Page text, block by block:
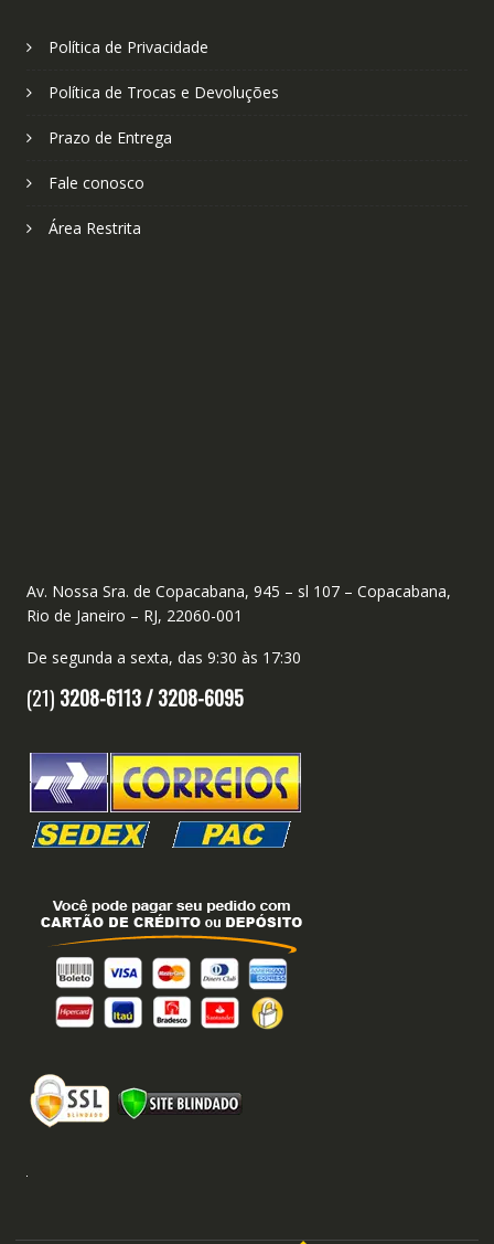
Política de Privacidade
Política de Trocas e Devoluções
Prazo de Entrega
Fale conosco
Área Restrita
Av. Nossa Sra. de Copacabana, 945 – sl 107 – Copacabana,
Rio de Janeiro – RJ, 22060-001
De segunda a sexta, das 9:30 às 17:30
(21) 3208-6113 /3208-6095